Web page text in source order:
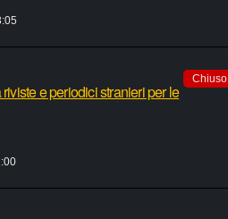
Chiuso
e periodici stranieri per le